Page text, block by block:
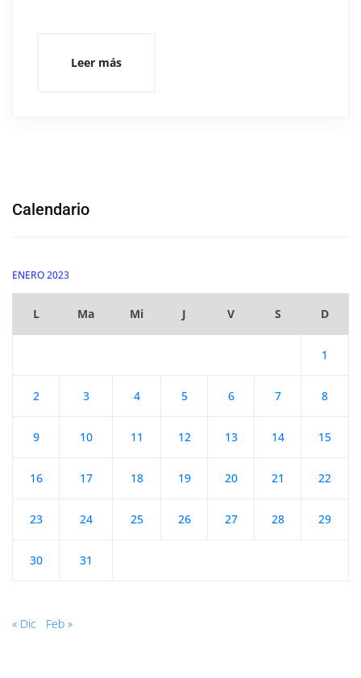
Leer más
Calendario
ENERO 2023
L Ma Mi J V S D
1
2 3 4 5 6 7 8
9 10 11 12 13 14 15
16 17 18 19 20 21 22
23 24 25 26 27 28 29
30 31
« Dic Feb »